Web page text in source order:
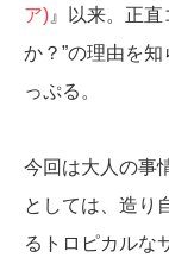
ア) 』以来。正
か？”の理由を
っぷる。
今回は大人の事
としては、造り
るトロピカルな